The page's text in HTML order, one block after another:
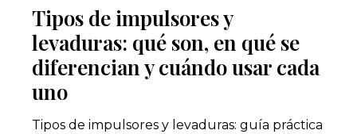
Tipos de impulsores y
levaduras: qué son, en qué se
diferencian y cuándo usar cada
uno
Tipos de impulsores y levaduras: guía práctica